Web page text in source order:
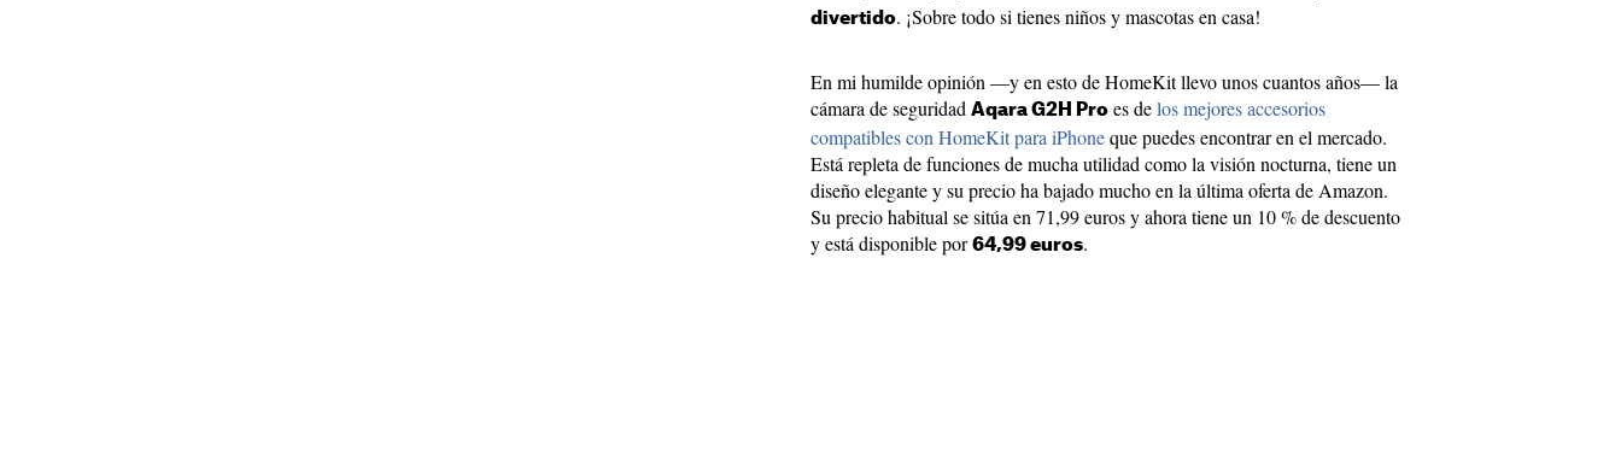
divertido. ¡Sobre todo si tienes niños y mascotas en casa!
En mi humilde opinión —y en esto de HomeKit llevo unos cuantos años— la
cámara de seguridad Aqara G2H Pro es delos mejores accesorios
compatibles con HomeKit para iPhoneque puedes encontrar en el mercado.
Está repleta de funciones de mucha utilidad como la visión nocturna, tiene un
diseño elegante y su precio ha bajado mucho en la última oferta de Amazon.
Su precio habitual se sitúa en 71,99 euros y ahora tiene un 10 % de descuento
y está disponible por 64,99 euros.